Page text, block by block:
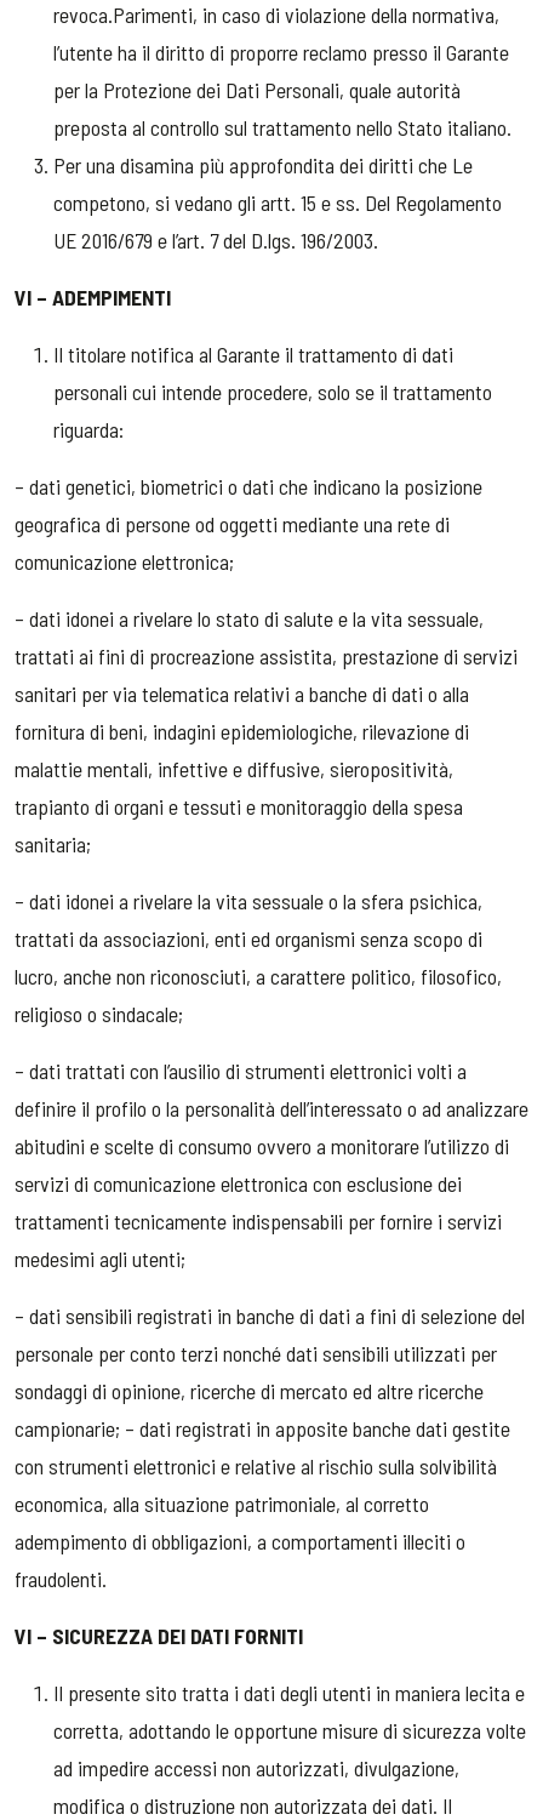
revoca.Parimenti, in caso di violazione della normativa,
l’utente ha il diritto di proporre reclamo presso il Garante
per la Protezione dei Dati Personali, quale autorità
preposta al controllo sul trattamento nello Stato italiano.
Per una disamina più approfondita dei diritti che Le
competono, si vedano gli artt. 15 e ss. Del Regolamento
UE 2016/679 e l’art. 7 del D.lgs. 196/2003.
VI – ADEMPIMENTI
Il titolare notifica al Garante il trattamento di dati
personali cui intende procedere, solo se il trattamento
riguarda:
– dati genetici, biometrici o dati che indicano la posizione
geografica di persone od oggetti mediante una rete di
comunicazione elettronica;
– dati idonei a rivelare lo stato di salute e la vita sessuale,
trattati ai fini di procreazione assistita, prestazione di servizi
sanitari per via telematica relativi a banche di dati o alla
fornitura di beni, indagini epidemiologiche, rilevazione di
malattie mentali, infettive e diffusive, sieropositività,
trapianto di organi e tessuti e monitoraggio della spesa
sanitaria;
– dati idonei a rivelare la vita sessuale o la sfera psichica,
trattati da associazioni, enti ed organismi senza scopo di
lucro, anche non riconosciuti, a carattere politico, filosofico,
religioso o sindacale;
– dati trattati con l’ausilio di strumenti elettronici volti a
definire il profilo o la personalità dell’interessato o ad analizzare
abitudini e scelte di consumo ovvero a monitorare l’utilizzo di
servizi di comunicazione elettronica con esclusione dei
trattamenti tecnicamente indispensabili per fornire i servizi
medesimi agli utenti;
– dati sensibili registrati in banche di dati a fini di selezione del
personale per conto terzi nonché dati sensibili utilizzati per
sondaggi di opinione, ricerche di mercato ed altre ricerche
campionarie; – dati registrati in apposite banche dati gestite
con strumenti elettronici e relative al rischio sulla solvibilità
economica, alla situazione patrimoniale, al corretto
adempimento di obbligazioni, a comportamenti illeciti o
fraudolenti.
VI – SICUREZZA DEI DATI FORNITI
Il presente sito tratta i dati degli utenti in maniera lecita e
corretta, adottando le opportune misure di sicurezza volte
ad impedire accessi non autorizzati, divulgazione,
modifica o distruzione non autorizzata dei dati. Il